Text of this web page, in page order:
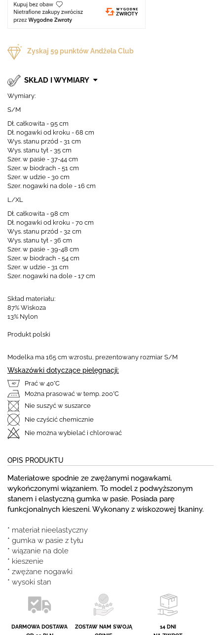
Zyskaj 59 punktów Andżela Club
SKŁAD I WYMIARY
Wymiary:
S/M
Dł. całkowita - 95 cm
Dł. nogawki od kroku - 68 cm
Wys. stanu przód - 31 cm
Wys. stanu tył - 35 cm
Szer. w pasie - 37-44 cm
Szer. w biodrach - 51 cm
Szer. w udzie - 30 cm
Szer. nogawki na dole - 16 cm
L/XL
Dł. całkowita - 98 cm
Dł. nogawki od kroku - 70 cm
Wys. stanu przód - 32 cm
Wys. stanu tył - 36 cm
Szer. w pasie - 39-48 cm
Szer. w biodrach - 54 cm
Szer. w udzie - 31 cm
Szer. nogawki na dole - 17 cm
Skład materiału:
87% Wiskoza
13% Nylon
Produkt polski
Modelka ma 165 cm wzrostu, prezentowany rozmiar S/M
Wskazówki dotyczące pielęgnacji:
Prać w 40°C
Można prasować w temp. 200°C
Nie suszyć w suszarce
Nie czyścić chemicznie
Nie można wybielać i chlorować
OPIS PRODUKTU
Materiałowe spodnie ze zwężanymi nogawkami,
wykończonymi wiązaniem. To model z podwyższonym
stanem i elastyczną gumka w pasie. Posiada parę
funkcjonalnych kieszeni. Wykonany z wiskozowej tkaniny.
* materiał nieelastyczny
* gumka w pasie z tyłu
* wiązanie na dole
* kieszenie
* zwężane nogawki
* wysoki stan
DARMOWA DOSTAWA
ZOSTAW NAM SWOJĄ
14 DNI